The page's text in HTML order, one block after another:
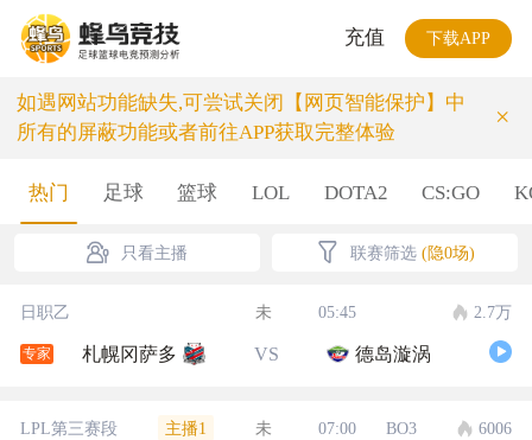
充值 下载APP
如遇网站功能缺失,可尝试关闭【网页智能保护】中
所有的屏蔽功能或者前往APP获取完整体验
×
热门 足球 篮球 LOL DOTA2 CS:GO
只看主播 联赛筛选 (隐0场)
日职乙 未 05:45 2.7万
专家 札幌冈萨多 VS 德岛漩涡
LPL第三赛段 主播1 未 07:00 BO3 6006